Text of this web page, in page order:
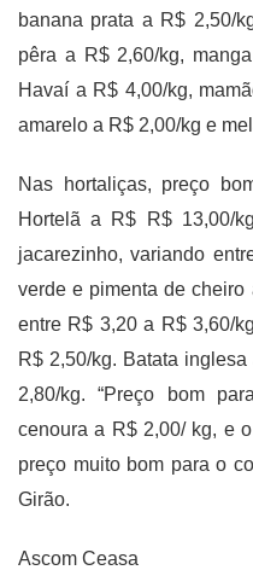
banana prata a R$ 2,50/
pêra a R$ 2,60/kg,
Havaí a R$ 4,00/kg,
amarelo a R$ 2,00/kg e
Nas hortaliças, preço
Hortelã a R$ R$ 13,00/
jacarezinho, variando
verde e pimenta de
entre R$ 3,20 a R$ 3,60/
R$ 2,50/kg. Batata
2,80/kg. “Preço bom
cenoura a R$ 2,00/ kg, e
preço muito bom para o
Girão.
Ascom Ceasa